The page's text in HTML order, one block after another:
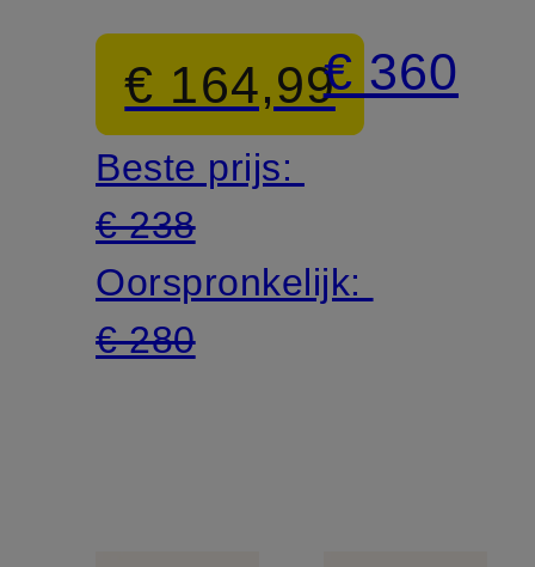
€ 164,99
Beste prijs:
€ 238
Oorspronkelijk:
€ 280
LIARA
€ 360